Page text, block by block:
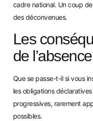
cadre national. Un coup
des déconvenues.
Les
de
Que se passe-t-il si vous
les obligations
progressives, rarement
possibles.